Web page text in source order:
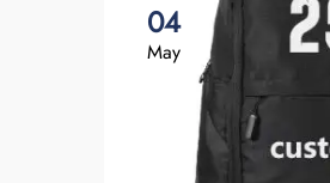
04
May